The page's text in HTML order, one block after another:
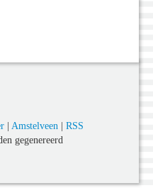
| Amstelveen| RSS
gegenereerd